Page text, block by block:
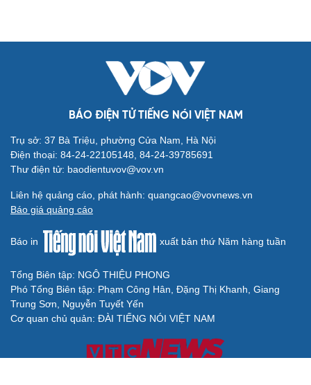
BÁO ĐIỆN TỬ TIẾNG NÓI VIỆT NAM
Trụ sở: 37 Bà Triệu, phường Cửa Nam, Hà Nội
Điện thoại: 84-24-22105148, 84-24-39785691
Thư điện tử: baodientuvov@vov.vn
Liên hệ quảng cáo, phát hành: quangcao@vovnews.vn
Báo giá quảng cáo
Báo in xuất bản thứ Năm hàng tuần
Tổng Biên tập: NGÔ THIỆU PHONG
Phó Tổng Biên tập: Phạm Công Hân, Đặng Thị Khanh, Giang
Trung Sơn, Nguyễn Tuyết Yến
Cơ quan chủ quản: ĐÀI TIẾNG NÓI VIỆT NAM